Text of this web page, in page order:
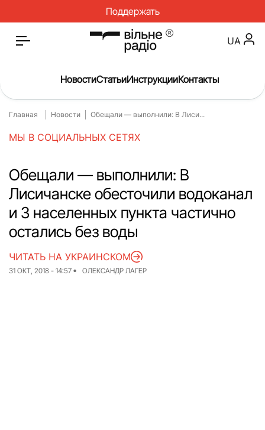
Поддержать
Главная
О нас
Инструкции
Спорт
Интервью
Досье
Репортаж
Блог
Спецпроекты
Архив проектов
UA
НовостиСтатьиИнструкцииКонтакты
Главная Новости Обещали — выполнили: В Лиси...
МЫ В СОЦИАЛЬНЫХ СЕТЯХ
Обещали — выполнили: В
Лисичанске обесточили водоканал
и 3 населенных пункта частично
остались без воды
31 ОКТ, 2018 - 14:57 ОЛЕКСАНДР ЛАГЕР
ЧИТАТЬ НА УКРАИНСКОМ